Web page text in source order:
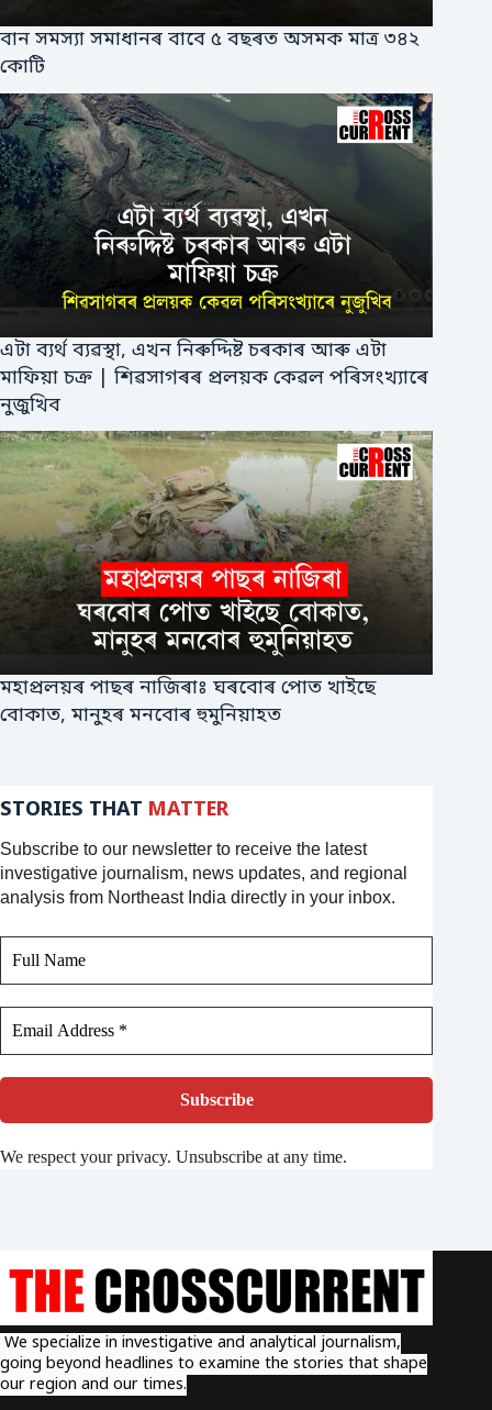
বান সমস্যা সমাধানৰ বাবে ৫ বছৰত অসমক মাত্ৰ ৩৪২
কোটি
এটা ব্যৰ্থ ব্যৱস্থা, এখন নিৰুদ্দিষ্ট চৰকাৰ আৰু এটা
মাফিয়া চক্ৰ | শিৱসাগৰৰ প্ৰলয়ক কেৱল পৰিসংখ্যাৰে
নুজুখিব
মহাপ্ৰলয়ৰ পাছৰ নাজিৰাঃ ঘৰবোৰ পোত খাইছে
বোকাত, মানুহৰ মনবোৰ হুমুনিয়াহত
STORIES THAT MATTER
Subscribe to our newsletter to receive the latest
investigative journalism, news updates, and regional
analysis from Northeast India directly in your inbox.
We respect your privacy. Unsubscribe at any time.
We specialize in investigative and analytical journalism,
going beyond headlines to examine the stories that shape
our region and our times.